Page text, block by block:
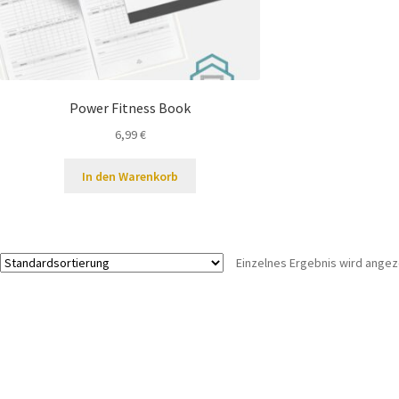
Power Fitness Book
6,99€
In den Warenkorb
Einzelnes Ergebnis wird